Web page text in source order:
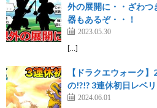
外の展開に・・ざわつ
器もあるぞ・・！
2023.05.30
[…]
【ドラクエウォーク
の!?!? 3連休初日レベ
2024.06.01